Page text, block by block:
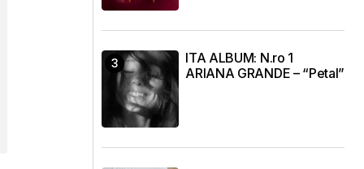
ITA ALBUM: N.ro 1
ARIANA GRANDE – “Petal”